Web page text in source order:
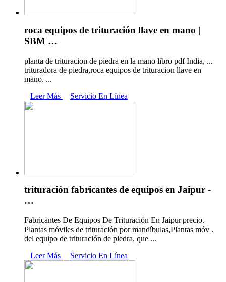
roca equipos de trituración llave en mano |
SBM …
planta de trituracion de piedra en la mano libro pdf India, ...
trituradora de piedra,roca equipos de trituracion llave en
mano. ...
Leer Más
Servicio En Línea
trituración fabricantes de equipos en Jaipur -
…
Fabricantes De Equipos De Trituración En Jaipur|precio.
Plantas móviles de trituración por mandíbulas,Plantas móv .
del equipo de trituración de piedra, que ...
Leer Más
Servicio En Línea